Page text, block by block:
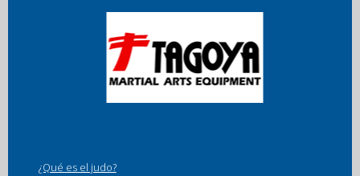
¿Qué es el judo?